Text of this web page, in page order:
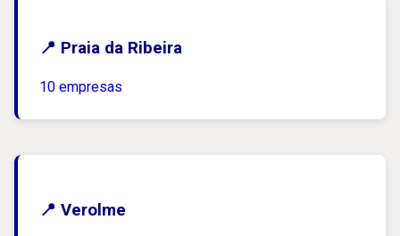
📍 Praia da Ribeira
10 empresas
📍 Verolme